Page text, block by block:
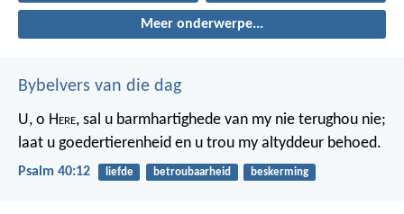
Meer onderwerpe...
Bybelvers van die dag
U, o Here, sal u barmhartighede van my nie terughou nie;
laat u goedertierenheid en u trou my altyddeur behoed.
Psalm 40:12 liefde betroubaarheid beskerming